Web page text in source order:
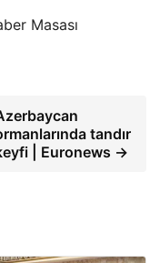
Masası
tandır
| Euronews →